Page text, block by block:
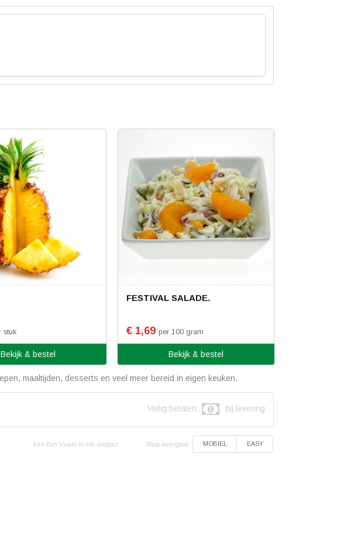
stuk
Bekijk & bestel
FESTIVAL SALADE.
€ 1,69 per 100 gram
Bekijk & bestel
maaltijden, desserts en veel meer bereid in eigen keuken.
Veilig betalen: bij levering
Een Bon Vivant In-site product Shop weergave: MOBIEL EASY